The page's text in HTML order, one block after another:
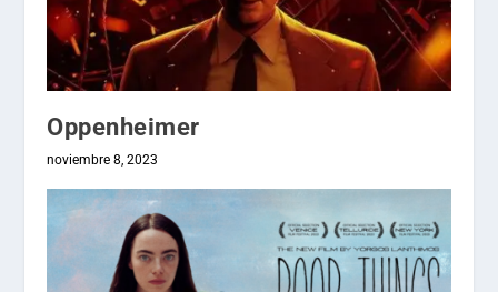
Oppenheimer
noviembre 8, 2023